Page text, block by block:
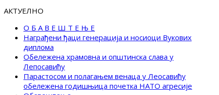
АКТУЕЛНО
О Б А В Е Ш Т Е Њ Е
Награђени ђаци генерација и носиоци Вукових
диплома
Обележена храмовна и општинска слава у
Лепосавићу
Парастосом и полагањем венаца у Леосавићу
обележена годишњица почетка НАТО агресије